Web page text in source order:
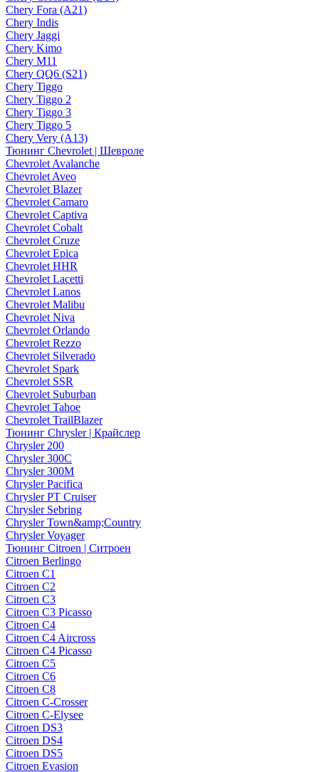
Chery Fora (A21)
Chery Indis
Chery Jaggi
Chery Kimo
Chery M11
Chery QQ6 (S21)
Chery Tiggo
Chery Tiggo 2
Chery Tiggo 3
Chery Tiggo 5
Chery Very (A13)
Тюнинг Chevrolet | Шевроле
Chevrolet Avalanche
Chevrolet Aveo
Chevrolet Blazer
Chevrolet Camaro
Chevrolet Captiva
Chevrolet Cobalt
Chevrolet Cruze
Chevrolet Epica
Chevrolet HHR
Chevrolet Lacetti
Chevrolet Lanos
Chevrolet Malibu
Chevrolet Niva
Chevrolet Orlando
Chevrolet Rezzo
Chevrolet Silverado
Chevrolet Spark
Chevrolet SSR
Chevrolet Suburban
Chevrolet Tahoe
Chevrolet TrailBlazer
Тюнинг Chrysler | Крайслер
Chrysler 200
Chrysler 300C
Chrysler 300M
Chrysler Pacifica
Chrysler PT Cruiser
Chrysler Sebring
Chrysler Town&amp;Country
Chrysler Voyager
Тюнинг Citroen | Ситроен
Citroen Berlingo
Citroen C1
Citroen C2
Citroen C3
Citroen C3 Picasso
Citroen C4
Citroen C4 Aircross
Citroen C4 Picasso
Citroen C5
Citroen C6
Citroen C8
Citroen C-Crosser
Citroen C-Elysee
Citroen DS3
Citroen DS4
Citroen DS5
Citroen Evasion